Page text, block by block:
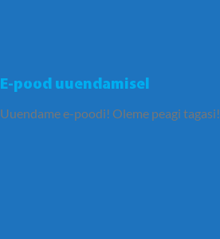
E-pood uuendamisel
Uuendame e-poodi! Oleme peagi tagasi!